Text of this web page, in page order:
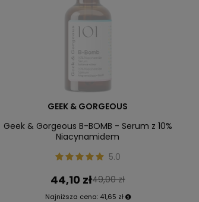
GEEK & GORGEOUS
Geek & Gorgeous B-BOMB - Serum z 10%
Niacynamidem
5.0
44,10 zł49,00 zł
Najniższa cena: 41,65 zł